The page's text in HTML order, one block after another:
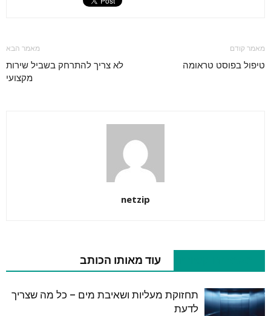
מאמר קודם
טיפול בפוסט טראומה
מאמר הבא
לא צריך להתרחק בשביל שירות
מקצועי
netzip
עוד מאותו הכותב
תחזוקת מעליות ושאיבת מים – כל מה שצריך
לדעת